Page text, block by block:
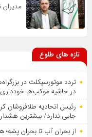
مدیران
تازه های طلوع
تردد موتورسیکلت در
در حاشیه موکب‌ها خودداری
رئیس اتحادیه طلافروشان
جایی ندارد/ بیشترین
از بحران آب تا بحران